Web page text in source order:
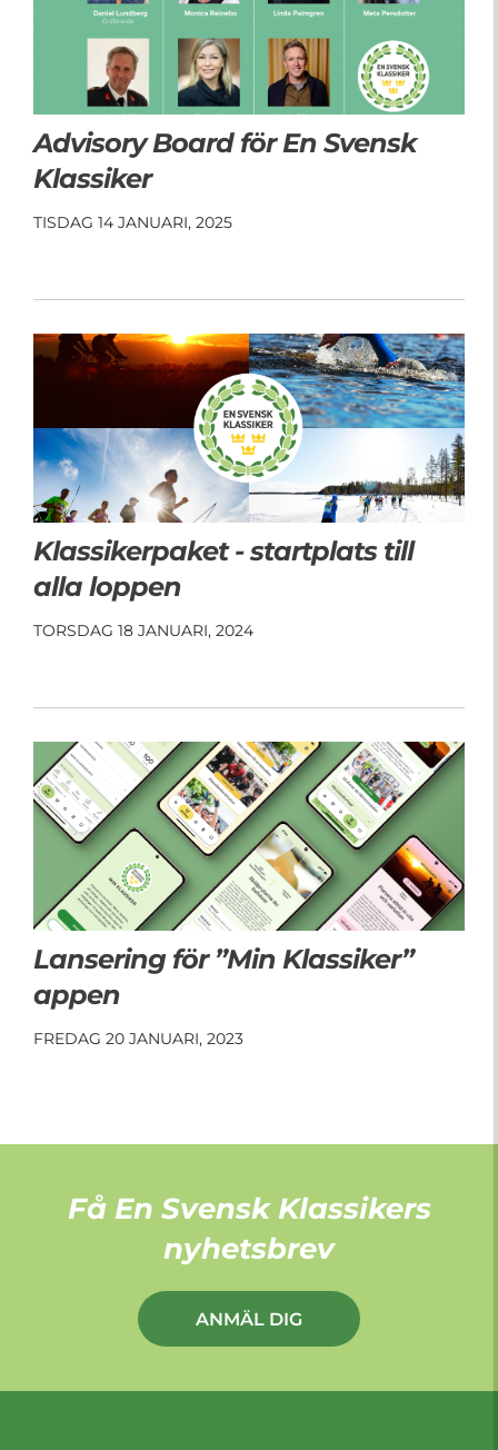
Advisory Board för En Svensk
Klassiker
TISDAG 14 JANUARI, 2025
Klassikerpaket - startplats till
alla loppen
TORSDAG 18 JANUARI, 2024
Lansering för ”Min Klassiker”
appen
FREDAG 20 JANUARI, 2023
Få En Svensk Klassikers
nyhetsbrev
ANMÄL DIG